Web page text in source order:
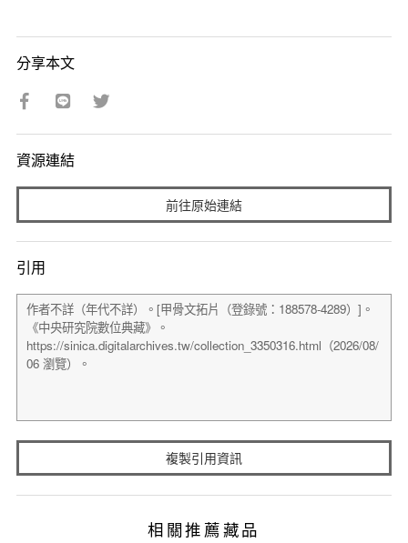
分享本文
資源連結
前往原始連結
引用
複製引用資訊
相關推薦藏品